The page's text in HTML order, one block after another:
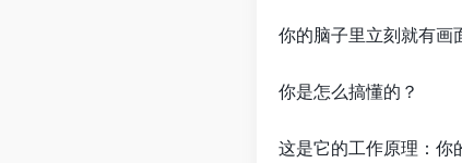
你的脑子里立刻就有画
你是怎么搞懂的？
这是它的工作原理：你